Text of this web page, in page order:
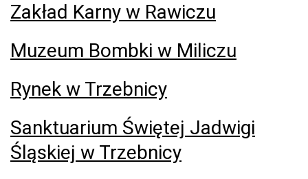
Zakład Karny w Rawiczu
Muzeum Bombki w Miliczu
Rynek w Trzebnicy
Sanktuarium Świętej Jadwigi
Śląskiej w Trzebnicy